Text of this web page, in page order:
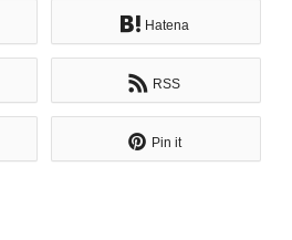
Hatena
RSS
Pin it